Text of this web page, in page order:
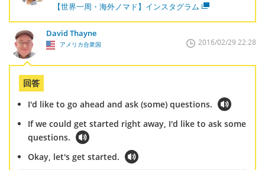
【世界一周・海外ノマド】インスタグラム
David Thayne
アメリカ合衆国 2016/02/29 22:28
回答
I'd like to go ahead and ask (some) questions.
If we could get started right away, I'd like to ask some
questions.
Okay, let's get started.